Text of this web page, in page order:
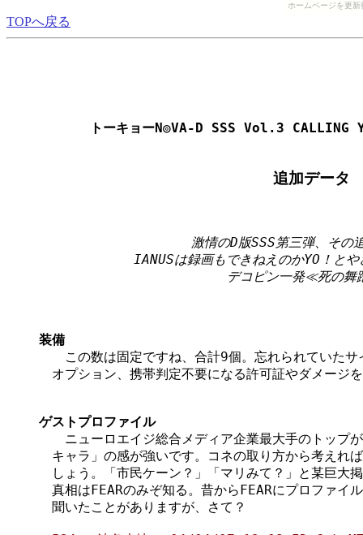
ホームページを更
TOPへ戻る
トーキョーN◎VA-D SSS Vol.3 CALLING
追加データ
激情のD版SSS第三弾、その
IANUSは録画もできねえのかYO！と
装備
この数は固定ですね、合計9個。忘れられていたサ
オプション、携帯判定不要になる許可証やダメージ
ゲストプロファイル
ニューロエイジ総合メディア企業最大手のトップ
キャラ」の感が強いです。コネの取り方から考えれ
しょう。「市民ケーン？」「マリみて？」と某巨大
真相はFEARのみぞ知る。昔からFEARにプロファイ
聞いたことがありますが、さて？